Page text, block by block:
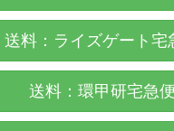
送料：ライズゲート宅
送料：環甲研宅急便